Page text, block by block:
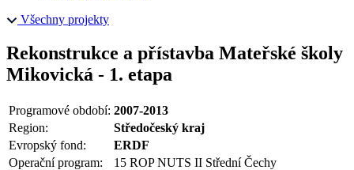
Všechny projekty
Rekonstrukce a přístavba Mateřské školy
Mikovická - 1. etapa
Programové období: 2007-2013
Region:
Středočeský kraj
Evropský fond:
ERDF
Operační program:
15 ROP NUTS II Střední Čechy